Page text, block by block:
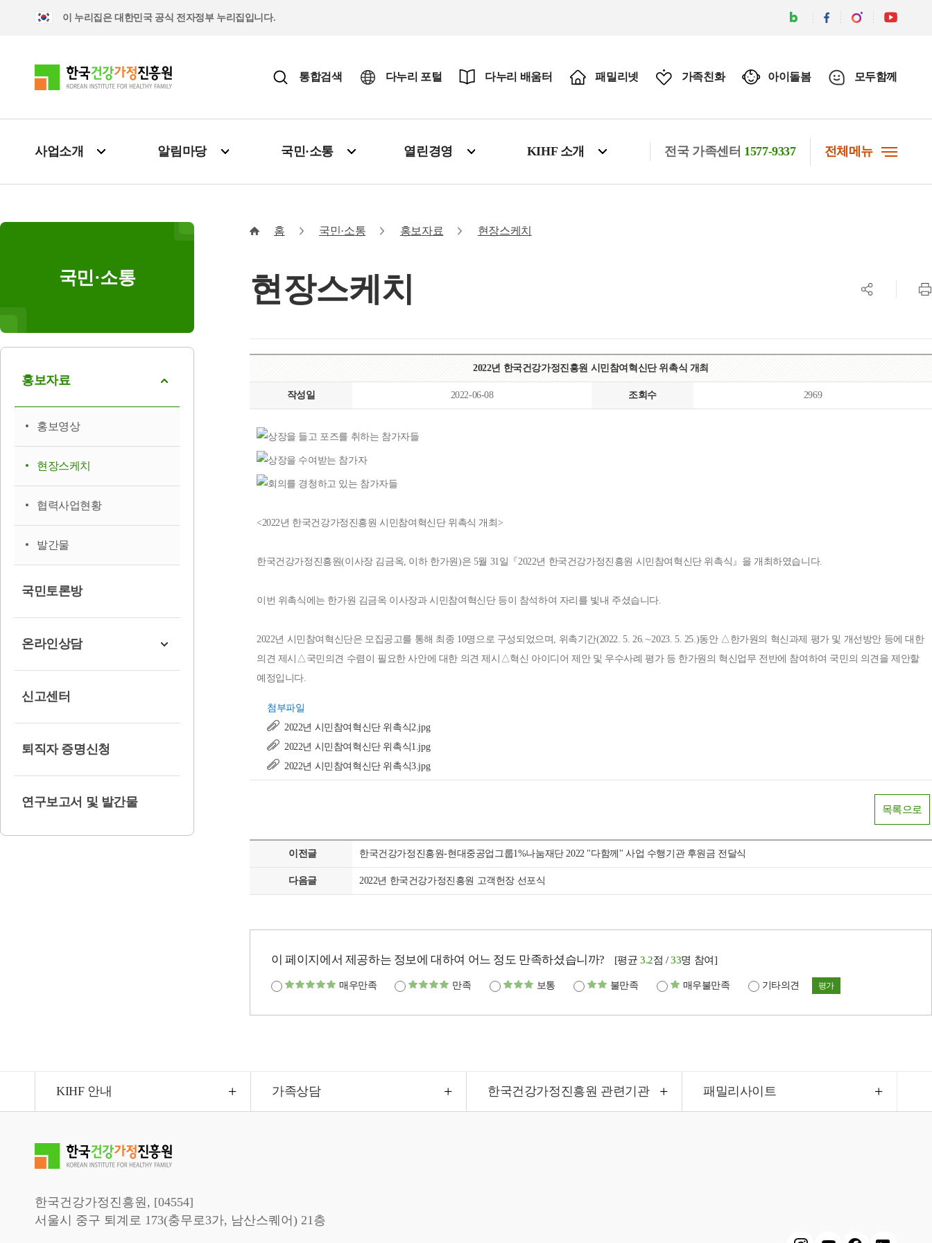
이 누리집은 대한민국 공식 전자정부 누리집입니다.
통합검색 다누리 포털 다누리 배움터 패밀리넷 가족친화 아이돌봄 모두함께
사업소개 알림마당 국민·소통 열린경영 KIHF 소개 전국 가족센터 1577-9337 전체메뉴
국민·소통
홍보자료
홍보영상
현장스케치
협력사업현황
발간물
국민토론방
온라인상담
신고센터
퇴직자 증명신청
연구보고서 및 발간물
홈 국민·소통 홍보자료 현장스케치
현장스케치
공유하기
2022년 한국건강가정진흥원 시민참여혁신단 위촉식 개최
작성일 2022-06-08 조회수 2969
<2022년 한국건강가정진흥원 시민참여혁신단 위촉식 개최>
한국건강가정진흥원(이사장 김금옥, 이하 한가원)은 5월 31일『2022년 한국건강가정진흥원 시민참여혁신단 위촉식』을 개최하였습니다.
이번 위촉식에는 한가원 김금옥 이사장과 시민참여혁신단 등이 참석하여 자리를 빛내 주셨습니다.
2022년 시민참여혁신단은 모집공고를 통해 최종 10명으로 구성되었으며, 위촉기간(2022. 5. 26.∼2023. 5. 25.)동안 △한가원의 혁신과제 평가 및 개선방안 등에 대한
의견 제시△국민의견 수렴이 필요한 사안에 대한 의견 제시△혁신 아이디어 제안 및 우수사례 평가 등 한가원의 혁신업무 전반에 참여하여 국민의 의견을 제안할
예정입니다.
첨부파일
2022년 시민참여혁신단 위촉식2.jpg
2022년 시민참여혁신단 위촉식1.jpg
2022년 시민참여혁신단 위촉식3.jpg
목록으로
이전글 한국건강가정진흥원-현대중공업그룹1%나눔재단 2022 "다함께" 사업 수행기관 후원금 전달식
다음글 2022년 한국건강가정진흥원 고객헌장 선포식
이 페이지에서 제공하는 정보에 대하여 어느 정도 만족하셨습니까? [평균3.2점 /33명 참여]
매우만족 만족 보통 불만족 매우불만족 기타의견 평가
KIHF 안내 가족상담 한국건강가정진흥원 관련기관 패밀리사이트
한국건강가정진흥원, [04554]
서울시 중구 퇴계로 173(충무로3가, 남산스퀘어) 21층